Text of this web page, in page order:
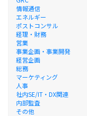
情報通信
エネルギー
ポストコンサル
経理・財務
営業
事業企画・事業開発
経営企画
総務
マーケティング
人事
社内SE/IT・DX関連
内部監査
その他